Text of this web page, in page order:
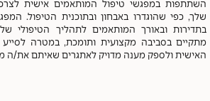
השתתפות במפגשי טיפול המותאמים אישית
שלך, כפי שהוגדרו באבחון ובתוכנית הטיפול.
בתדירות ובאורך המותאמים לתהליך הטיפולי
מתקיים בסביבה מקצועית ותומכת, במטרה
האישית ולספק מענה מדויק לאתגרים שאיתם את/ה